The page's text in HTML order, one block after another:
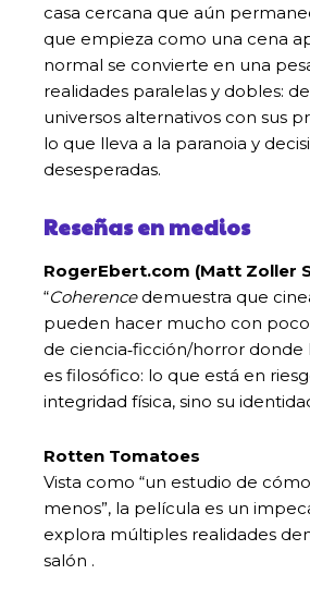
casa cercana que aún
que empieza como una cena
normal se convierte en una
realidades paralelas y dobles:
universos alternativos con sus
lo que lleva a la paranoia y
desesperadas.
Reseñas en medios
RogerEbert.com (Matt Zoller
“Coherencedemuestra que
pueden hacer mucho con
de ciencia‑ficción/horror
es filosófico: lo que está en
integridad física, sino su
Rotten Tomatoes
Vista como “un estudio de
menos”, la película es un
explora múltiples realidades
salón .